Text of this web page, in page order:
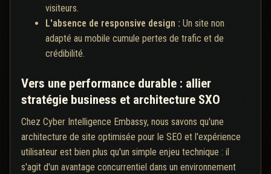
visiteurs.
L'absence de responsive design : Un site non
adapté au mobile cumule pertes de trafic et de
crédibilité.
Vers une performance durable : allier
stratégie business et architecture SXO
Chez Cyber Intelligence Embassy, nous savons qu'une
architecture de site optimisée pour le SEO et l'expérience
utilisateur est bien plus qu'un simple enjeu technique : il
s'agit d'un avantage concurrentiel dans un environnement